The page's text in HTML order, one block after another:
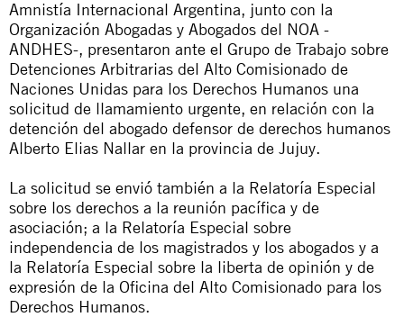
Amnistía Internacional Argentina, junto con la
Organización Abogadas y Abogados del NOA -
ANDHES-, presentaron ante el Grupo de Trabajo sobre
Detenciones Arbitrarias del Alto Comisionado de
Naciones Unidas para los Derechos Humanos una
solicitud de llamamiento urgente, en relación con la
detención del abogado defensor de derechos humanos
Alberto Elias Nallar en la provincia de Jujuy.
La solicitud se envió también a la Relatoría Especial
sobre los derechos a la reunión pacífica y de
asociación; a la Relatoría Especial sobre
independencia de los magistrados y los abogados y a
la Relatoría Especial sobre la liberta de opinión y de
expresión de la Oficina del Alto Comisionado para los
Derechos Humanos.